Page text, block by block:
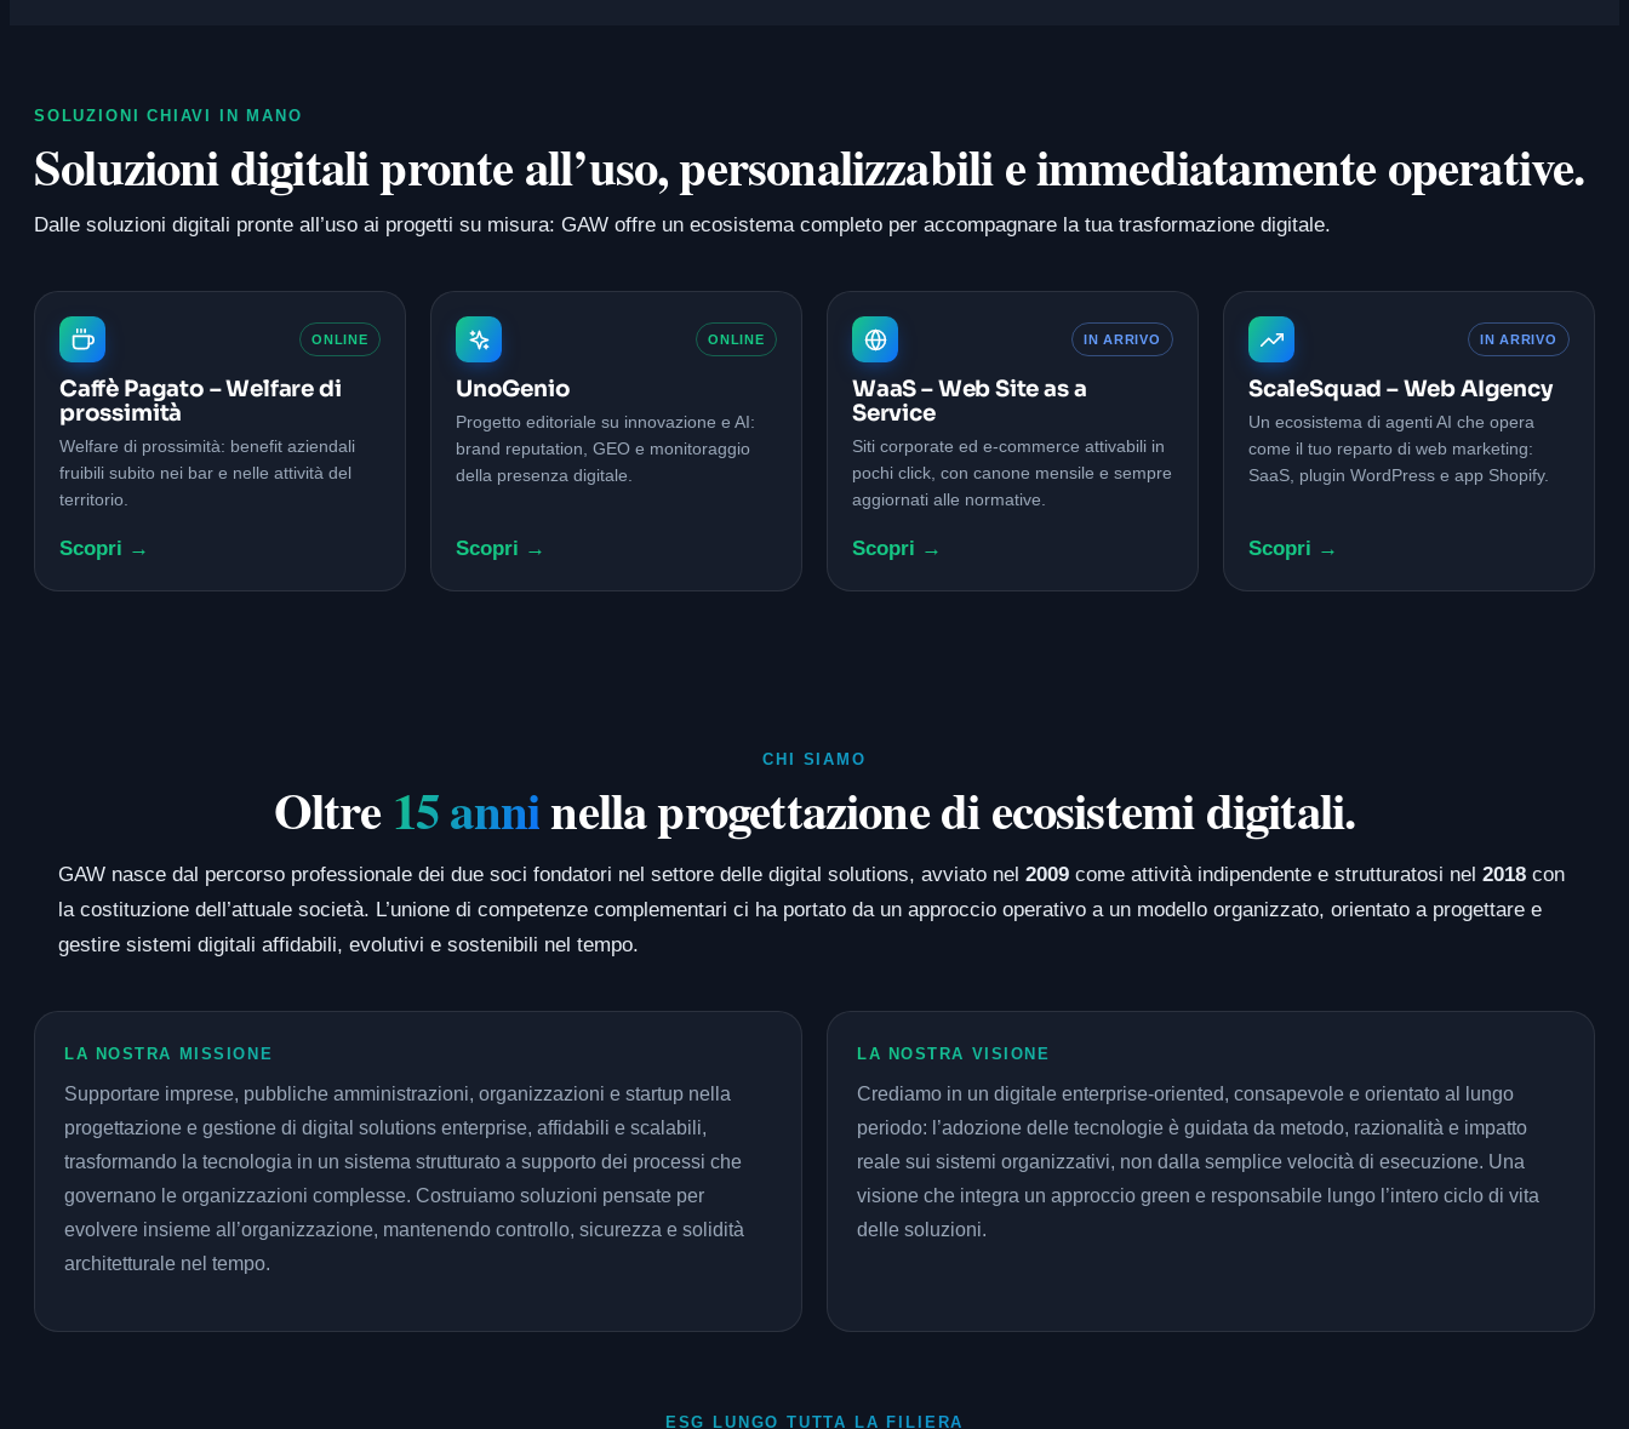
SOLUZIONI CHIAVI IN MANO
Soluzioni digitali pronte all’uso, personalizzabili e immediatamente operative.
Dalle soluzioni digitali pronte all’uso ai progetti su misura: GAW offre un ecosistema completo per accompagnare la tua trasformazione digitale.
ONLINE
Caffè Pagato – Welfare di
prossimità
Welfare di prossimità: benefit aziendali
fruibili subito nei bar e nelle attività del
territorio.
Scopri →
ONLINE
UnoGenio
Progetto editoriale su innovazione e AI:
brand reputation, GEO e monitoraggio
della presenza digitale.
Scopri →
IN ARRIVO
WaaS – Web Site as a
Service
Siti corporate ed e-commerce attivabili in
pochi click, con canone mensile e sempre
aggiornati alle normative.
Scopri →
IN ARRIVO
ScaleSquad – Web AIgency
Un ecosistema di agenti AI che opera
come il tuo reparto di web marketing:
SaaS, plugin WordPress e app Shopify.
Scopri →
CHI SIAMO
Oltre15 anninella progettazione di ecosistemi digitali.
GAW nasce dal percorso professionale dei due soci fondatori nel settore delle digital solutions, avviato nel 2009 come attività indipendente e strutturatosi nel 2018 con
la costituzione dell’attuale società. L’unione di competenze complementari ci ha portato da un approccio operativo a un modello organizzato, orientato a progettare e
gestire sistemi digitali affidabili, evolutivi e sostenibili nel tempo.
LA NOSTRA MISSIONE
Supportare imprese, pubbliche amministrazioni, organizzazioni e startup nella
progettazione e gestione di digital solutions enterprise, affidabili e scalabili,
trasformando la tecnologia in un sistema strutturato a supporto dei processi che
governano le organizzazioni complesse. Costruiamo soluzioni pensate per
evolvere insieme all’organizzazione, mantenendo controllo, sicurezza e solidità
architetturale nel tempo.
LA NOSTRA VISIONE
Crediamo in un digitale enterprise-oriented, consapevole e orientato al lungo
periodo: l’adozione delle tecnologie è guidata da metodo, razionalità e impatto
reale sui sistemi organizzativi, non dalla semplice velocità di esecuzione. Una
visione che integra un approccio green e responsabile lungo l’intero ciclo di vita
delle soluzioni.
ESG LUNGO TUTTA LA FILIERA